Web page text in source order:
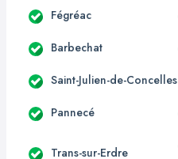
Fégréac
Barbechat
Saint-Julien-de-Concelles
Pannecé
Trans-sur-Erdre